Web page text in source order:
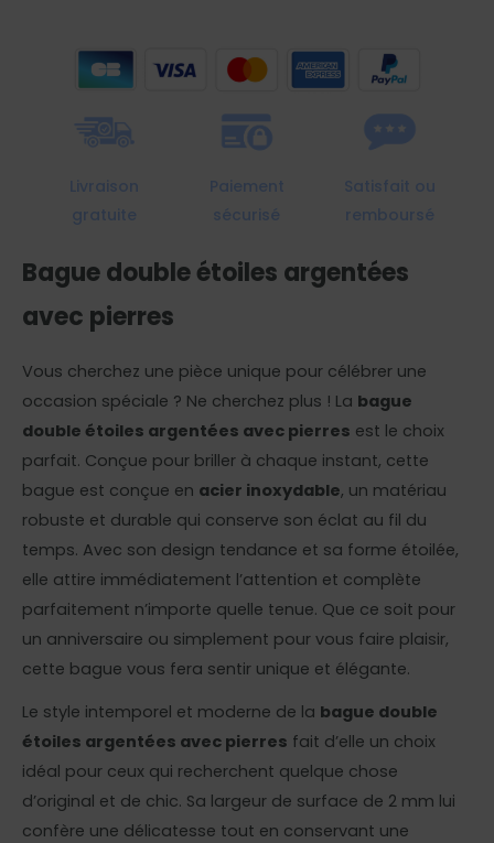
argentées
pierres
Livraison
gratuite
Paiement
sécurisé
Satisfait ou
remboursé
Bague double étoiles argentées
avec pierres
Vous cherchez une pièce unique pour célébrer une
occasion spéciale ? Ne cherchez plus ! La bague
double étoiles argentées avec pierres est le choix
parfait. Conçue pour briller à chaque instant, cette
bague est conçue en acier inoxydable, un matériau
robuste et durable qui conserve son éclat au fil du
temps. Avec son design tendance et sa forme étoilée,
elle attire immédiatement l’attention et complète
parfaitement n’importe quelle tenue. Que ce soit pour
un anniversaire ou simplement pour vous faire plaisir,
cette bague vous fera sentir unique et élégante.
Le style intemporel et moderne de la bague double
étoiles argentées avec pierres fait d’elle un choix
idéal pour ceux qui recherchent quelque chose
d’original et de chic. Sa largeur de surface de 2 mm lui
confère une délicatesse tout en conservant une